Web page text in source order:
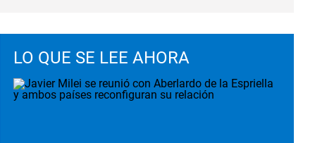
LO QUE SE LEE AHORA